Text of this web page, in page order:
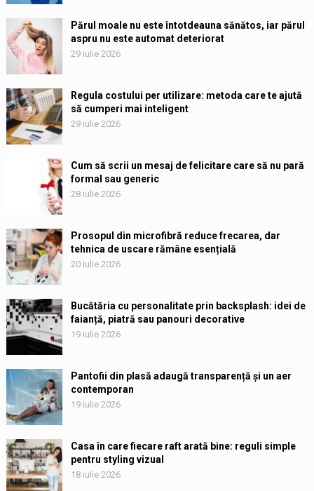
Părul moale nu este întotdeauna sănătos, iar părul
aspru nu este automat deteriorat
29 iulie 2026
Regula costului per utilizare: metoda care te ajută
să cumperi mai inteligent
29 iulie 2026
Cum să scrii un mesaj de felicitare care să nu pară
formal sau generic
28 iulie 2026
Prosopul din microfibră reduce frecarea, dar
tehnica de uscare rămâne esențială
20 iulie 2026
Bucătăria cu personalitate prin backsplash: idei de
faianță, piatră sau panouri decorative
19 iulie 2026
Pantofii din plasă adaugă transparență și un aer
contemporan
19 iulie 2026
Casa în care fiecare raft arată bine: reguli simple
pentru styling vizual
18 iulie 2026